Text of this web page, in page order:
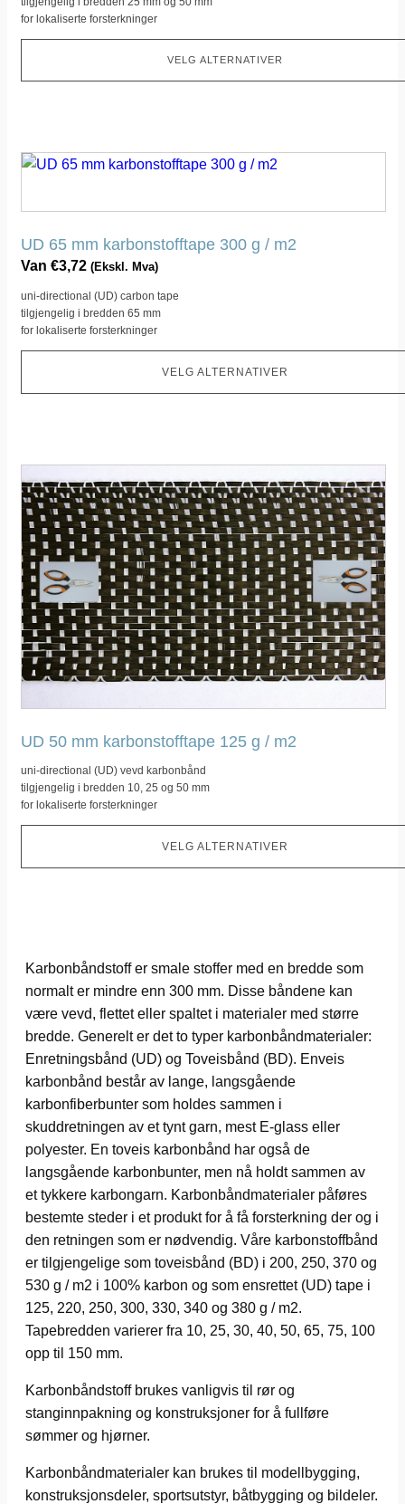
for lokaliserte forsterkninger
VELG ALTERNATIVER
kan
produktsiden
UD 65 mm karbonstofftape 300 g / m2
Van €3,72 (Ekskl. Mva)
uni-directional (UD) carbon tape
tilgjengelig i bredden 65 mm
for lokaliserte forsterkninger
VELG ALTERNATIVER
Dette
har
varianter.
Dette
alternativet
kan
UD 50 mm karbonstofftape 125 g / m2
uni-directional (UD) vevd karbonbånd
tilgjengelig i bredden 10, 25 og 50 mm
for lokaliserte forsterkninger
VELG ALTERNATIVER
produktet
har
flere
varianter.
Dette
alternativet
kan
velges
på
Karbonbåndstoff er smale stoffer med en bredde som
normalt er mindre enn 300 mm. Disse båndene kan
være vevd, flettet eller spaltet i materialer med større
bredde. Generelt er det to typer karbonbåndmaterialer:
Enretningsbånd (UD) og Toveisbånd (BD). Enveis
karbonbånd består av lange, langsgående
karbonfiberbunter som holdes sammen i
skuddretningen av et tynt garn, mest E-glass eller
polyester. En toveis karbonbånd har også de
langsgående karbonbunter, men nå holdt sammen av
et tykkere karbongarn. Karbonbåndmaterialer påføres
bestemte steder i et produkt for å få forsterkning der og i
den retningen som er nødvendig. Våre karbonstoffbånd
er tilgjengelige som toveisbånd (BD) i 200, 250, 370 og
530 g / m2 i 100% karbon og som ensrettet (UD) tape i
125, 220, 250, 300, 330, 340 og 380 g / m2.
Tapebredden varierer fra 10, 25, 30, 40, 50, 65, 75, 100
opp til 150 mm.
Karbonbåndstoff brukes vanligvis til rør og
stanginnpakning og konstruksjoner for å fullføre
sømmer og hjørner.
Karbonbåndmaterialer kan brukes til modellbygging,
konstruksjonsdeler, sportsutstyr, båtbygging og bildeler.